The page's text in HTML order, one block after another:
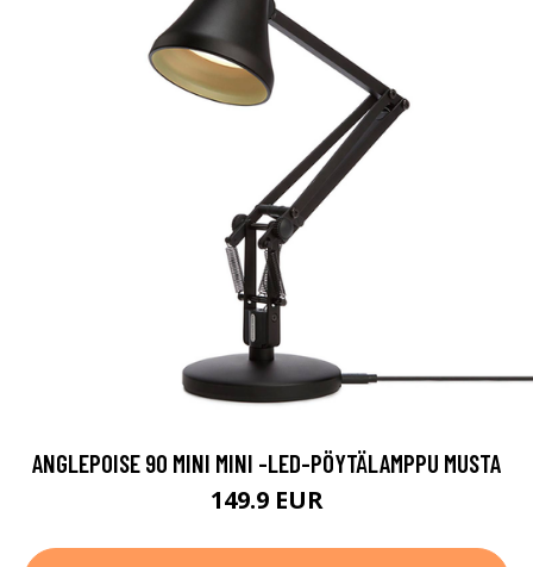
ANGLEPOISE 90 MINI MINI -LED-PÖYTÄLAMPPU MUSTA
149.9 EUR